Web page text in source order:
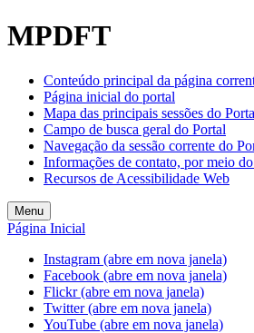
Welcome
to
One
Accessibility
screen
reader.
start
All
in
One
Accessibility
screen
reader,
press
"Ctrl
MPDFT
Conteúdo principal da página
Página inicial do portal
Mapa das principais sessões do
Campo de busca geral do Portal
Navegação da sessão corrente do
Informações de contato, por meio
Recursos de Acessibilidade Web
Menu
Página Inicial
Instagram (abre em nova janela)
Facebook (abre em nova janela)
Flickr (abre em nova janela)
Twitter (abre em nova janela)
YouTube (abre em nova janela)